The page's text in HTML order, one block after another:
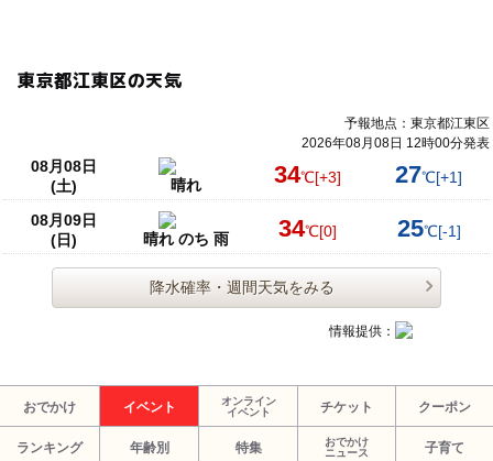
東京都江東区の天気
予報地点：東京都江東区
2026年08月08日 12時00分発表
08月08日
(土)
晴れ 34℃[+3] 27℃[+1]
08月09日
(日)
晴れ のち 雨 34℃[0] 25℃[-1]
降水確率・週間天気をみる
情報提供：
おでかけ イベント
オンライン
イベント
チケット クーポン
ランキング 年齢別 特集
おでかけ
ニュース
子育て